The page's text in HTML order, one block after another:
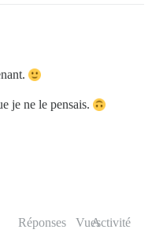
je ne le pensais.
Réponses VuesActivité